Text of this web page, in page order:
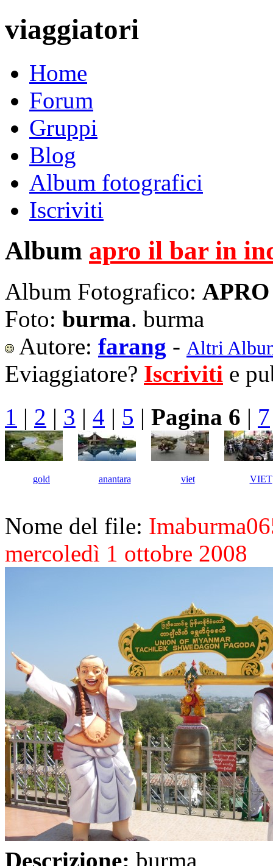
viaggiatori
Home
Forum
Gruppi
Blog
Album fotografici
Iscriviti
Album apro il bar in
Album Fotografico:
Foto: burma. burma
Autore: farang - Altri
Eviaggiatore? Iscriviti e
1 | 2 | 3 | 4 | 5 | Pagina 6 | 7
gold anantara viet VIET
Nome del file:
mercoledì 1 ottobre 2008
Descrizione: burma